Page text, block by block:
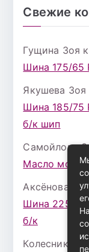
Свежие
Гущина Зоя
Шина 175/65
Якушева Зоя
Шина 185/75
б/к шип
Самойлова
Масло
Аксёнова
Шина 225/75
б/к